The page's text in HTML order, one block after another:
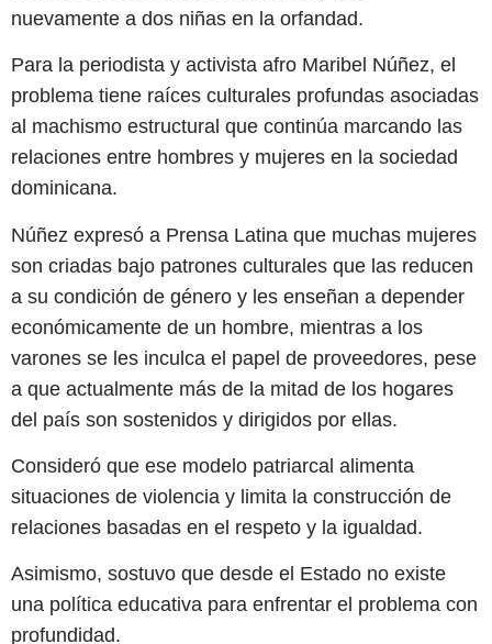
nuevamente a dos niñas en la orfandad.
Para la periodista y activista afro Maribel Núñez, el
problema tiene raíces culturales profundas asociadas
al machismo estructural que continúa marcando las
relaciones entre hombres y mujeres en la sociedad
dominicana.
Núñez expresó a Prensa Latina que muchas mujeres
son criadas bajo patrones culturales que las reducen
a su condición de género y les enseñan a depender
económicamente de un hombre, mientras a los
varones se les inculca el papel de proveedores, pese
a que actualmente más de la mitad de los hogares
del país son sostenidos y dirigidos por ellas.
Consideró que ese modelo patriarcal alimenta
situaciones de violencia y limita la construcción de
relaciones basadas en el respeto y la igualdad.
Asimismo, sostuvo que desde el Estado no existe
una política educativa para enfrentar el problema con
profundidad.